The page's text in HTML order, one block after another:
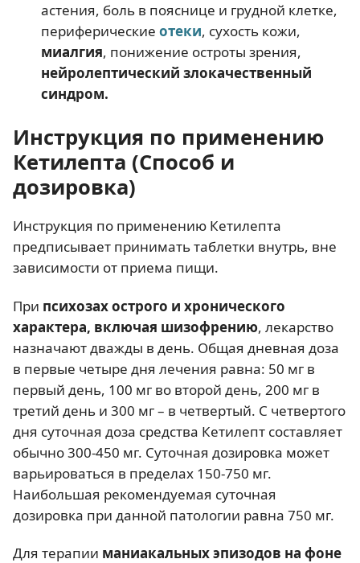
астения, боль в пояснице и грудной клетке,
периферические отеки, сухость кожи,
миалгия, понижение остроты зрения,
нейролептический злокачественный
синдром.
Инструкция по применению
Кетилепта (Способ и
дозировка)
Инструкция по применению Кетилепта
предписывает принимать таблетки внутрь, вне
зависимости от приема пищи.
При психозах острого и хронического
характера, включая шизофрению, лекарство
назначают дважды в день. Общая дневная доза
в первые четыре дня лечения равна: 50 мг в
первый день, 100 мг во второй день, 200 мг в
третий день и 300 мг – в четвертый. С четвертого
дня суточная доза средства Кетилепт составляет
обычно 300-450 мг. Суточная дозировка может
варьироваться в пределах 150-750 мг.
Наибольшая рекомендуемая суточная
дозировка при данной патологии равна 750 мг.
Для терапии маниакальных эпизодов на фоне